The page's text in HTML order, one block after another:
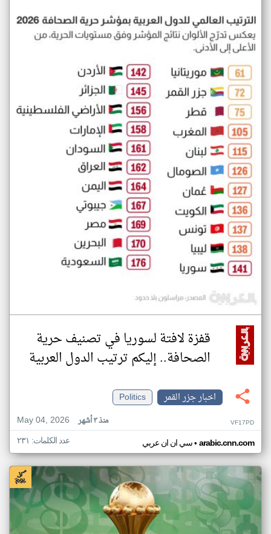
قفزة لافتة لسوريا في تصنيف حرية
الصحافة.. إليكم ترتيب الدول العربية
اخبار جزر القمر
Politics
May 04, 2026
منذ ٣ أشهر VF17PD
سي ان ان عربي• arabic.cnn.com عدد الكلمات: ٢٣١